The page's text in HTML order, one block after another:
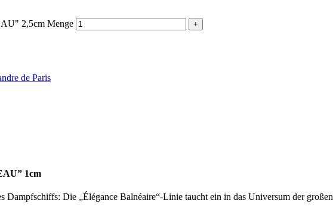
2,5cm Menge
de Paris
1cm
Dampfschiffs: Die „Élégance Balnéaire“-Linie taucht ein in das Universum der